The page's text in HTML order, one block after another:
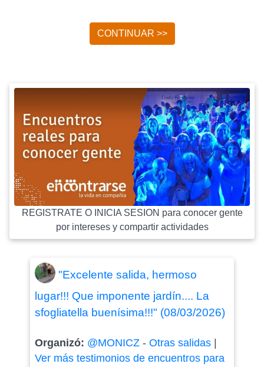
CONTINUAR >>
REGISTRATE O INICIA SESION para conocer gente
por intereses y compartir actividades
"Excelente salida, hermoso
lugar!!! Que imponente jardín.... La
sfogliatella buenísima!!!" (08/03/2026)
Organizó: @MONICZ- Otras salidas|
Ver más testimonios de encuentros para